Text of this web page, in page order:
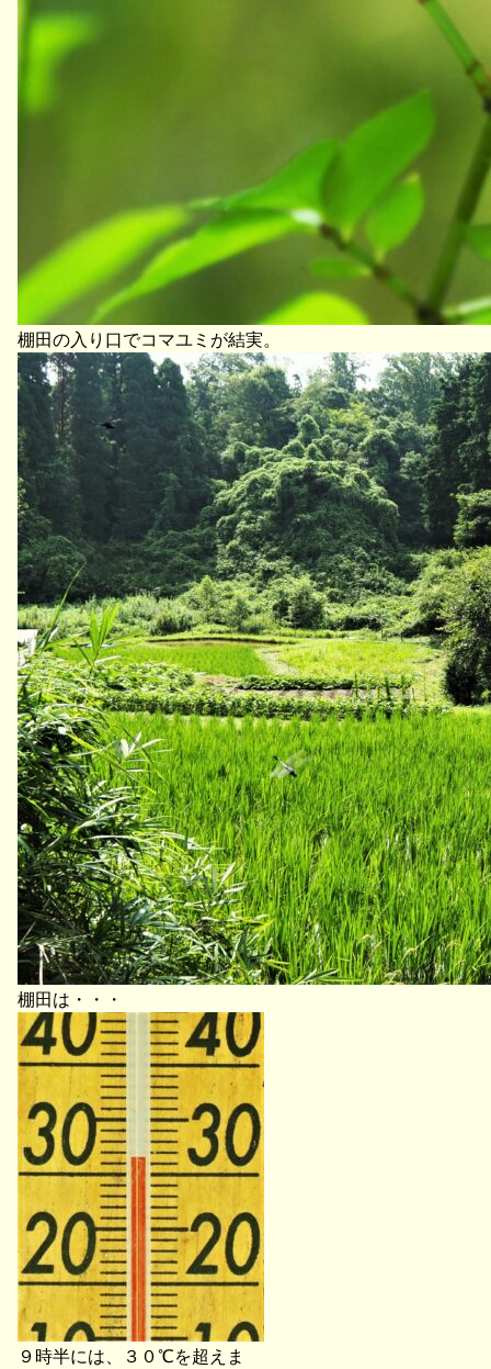
棚田の入り口でコマユミが結実。
棚田は・・・
９時半には、３０℃を超えま